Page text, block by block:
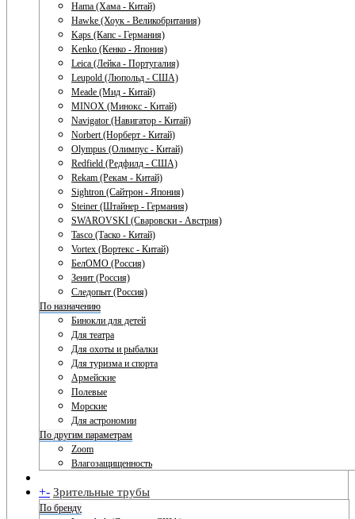
Hama (Хама - Китай)
Hawke (Хоук - Великобритания)
Kaps (Капс - Германия)
Kenko (Кенко - Япония)
Leica (Лейка - Португалия)
Leupold (Люпольд - США)
Meade (Мид - Китай)
MINOX (Минокс - Китай)
Navigator (Навигатор - Китай)
Norbert (Норберт - Китай)
Olympus (Олимпус - Китай)
Redfield (Редфилд - США)
Rekam (Рекам - Китай)
Sightron (Сайтрон - Япония)
Steiner (Штайнер - Германия)
SWAROVSKI (Сваровски - Австрия)
Tasco (Таско - Китай)
Vortex (Вортекс - Китай)
БелОМО (Россия)
Зенит (Россия)
Следопыт (Россия)
По назначению
Бинокли для детей
Для театра
Для охоты и рыбалки
Для туризма и спорта
Армейские
Полевые
Морские
Для астрономии
По другим параметрам
Zoom
Влагозащищенность
+- Зрительные трубы
По бренду